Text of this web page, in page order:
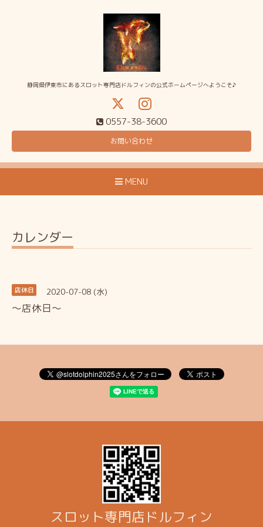
静岡県伊東市にあるスロット専門店ドルフィンの公式ホームページへようこそ♪
0557-38-3600
お問い合わせ
MENU
カレンダー
店休日 2020-07-08 (水)
～店休日～
スロット専門店ドルフィン